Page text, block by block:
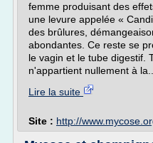
femme produisant des
une levure appelée «
des brûlures,
abondantes. Ce reste se
le vagin et le tube digestif.
n'appartient nullement à la...
Lire la suite
Site : http://